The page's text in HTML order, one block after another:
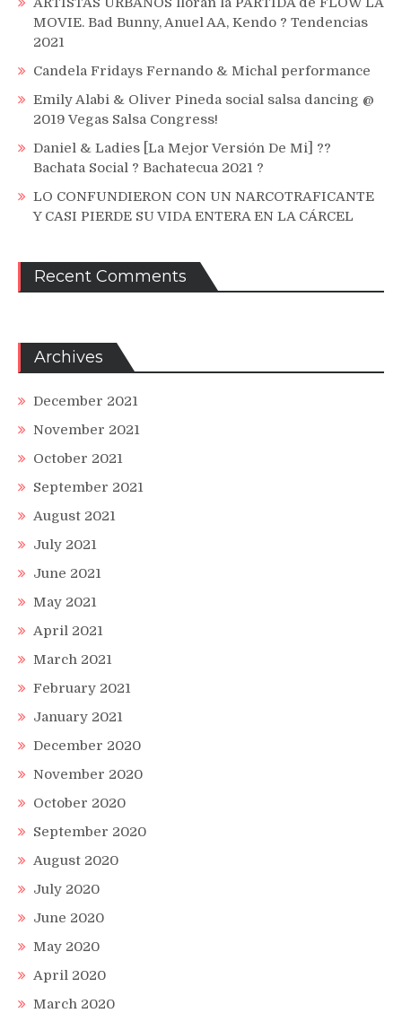
MOVIE. Bad Bunny, Anuel AA, Kendo ? Tendencias
2021
Candela Fridays Fernando & Michal performance
Emily Alabi & Oliver Pineda social salsa dancing @
2019 Vegas Salsa Congress!
Daniel & Ladies [La Mejor Versión De Mi] ??
Bachata Social ? Bachatecua 2021 ?
LO CONFUNDIERON CON UN NARCOTRAFICANTE
Y CASI PIERDE SU VIDA ENTERA EN LA CÁRCEL
Recent Comments
Archives
December 2021
November 2021
October 2021
September 2021
August 2021
July 2021
June 2021
May 2021
April 2021
March 2021
February 2021
January 2021
December 2020
November 2020
October 2020
September 2020
August 2020
July 2020
June 2020
May 2020
April 2020
March 2020